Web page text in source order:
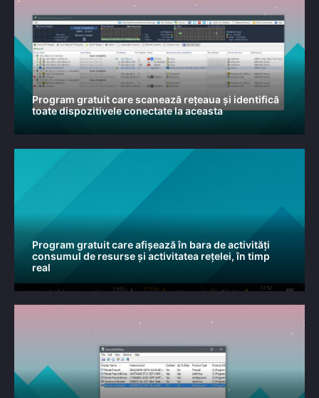
Program gratuit care scanează rețeaua și identifică
toate dispozitivele conectate la aceasta
Program gratuit care afișează în bara de activități
consumul de resurse și activitatea rețelei, în timp
real